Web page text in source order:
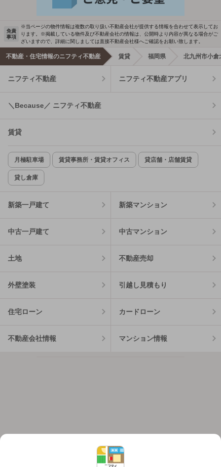
免責
事項
※当ページの物件情報は複数の取り扱い不動産会社が提供する情報を合わせて表示してお
ります。※掲載している物件及び不動産会社の情報は、公開時より内容が異なる場合がご
ざいますので、詳細に関しましては直接不動産会社様へご確認をお願い致します。
不動産・住宅情報のニフティ不動産 賃貸 福岡県 北九州市小倉
ニフティ不動産 ニフティ不動産アプリ
＼Because／ ニフティ不動産
賃貸
月極駐車場 賃貸事務所・賃貸オフィス 貸店舗・店舗賃貸
貸し倉庫
新築一戸建て 新築マンション
中古一戸建て 中古マンション
土地 不動産売却
外壁塗装 引越し見積もり
住宅ローン カードローン
不動産会社情報 マンション情報